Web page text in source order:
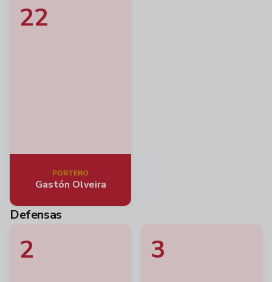
PORTERO
22
Gastón Olveira
Defensas
2 3